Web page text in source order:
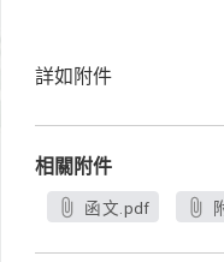
詳如附件
相關附件
函文.pdf